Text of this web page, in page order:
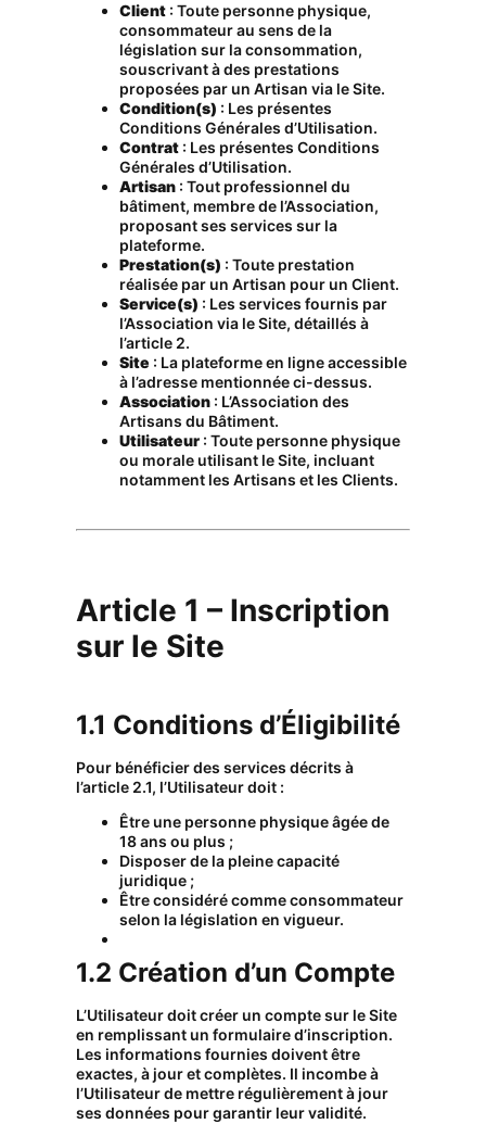
Client : Toute personne physique,
consommateur au sens de la
législation sur la consommation,
souscrivant à des prestations
proposées par un Artisan via le Site.
Condition(s) : Les présentes
Conditions Générales d’Utilisation.
Contrat : Les présentes Conditions
Générales d’Utilisation.
Artisan : Tout professionnel du
bâtiment, membre de l’Association,
proposant ses services sur la
plateforme.
Prestation(s) : Toute prestation
réalisée par un Artisan pour un Client.
Service(s) : Les services fournis par
l’Association via le Site, détaillés à
l’article 2.
Site : La plateforme en ligne accessible
à l’adresse mentionnée ci-dessus.
Association : L’Association des
Artisans du Bâtiment.
Utilisateur : Toute personne physique
ou morale utilisant le Site, incluant
notamment les Artisans et les Clients.
Article 1 – Inscription
sur le Site
1.1 Conditions d’Éligibilité
Pour bénéficier des services décrits à
l’article 2.1, l’Utilisateur doit :
Être une personne physique âgée de
18 ans ou plus ;
Disposer de la pleine capacité
juridique ;
Être considéré comme consommateur
selon la législation en vigueur.
1.2 Création d’un Compte
L’Utilisateur doit créer un compte sur le Site
en remplissant un formulaire d’inscription.
Les informations fournies doivent être
exactes, à jour et complètes. Il incombe à
l’Utilisateur de mettre régulièrement à jour
ses données pour garantir leur validité.